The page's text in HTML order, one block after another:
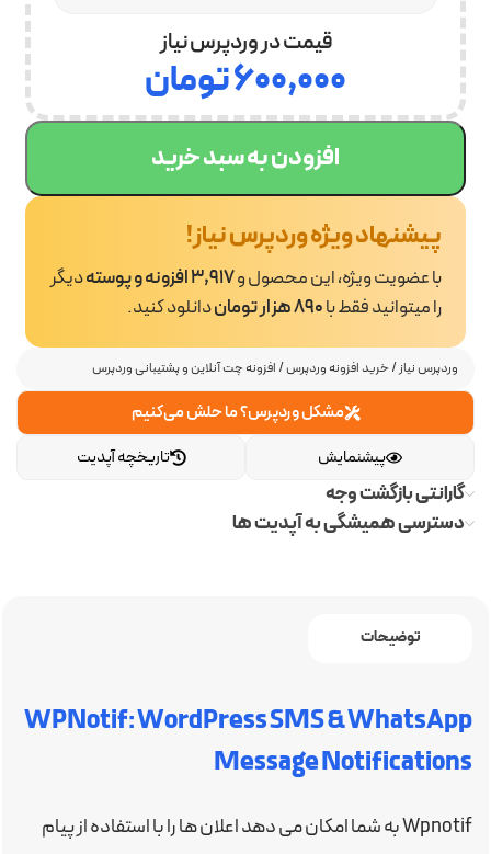
وردپرس نیاز/خرید افزونه وردپرس/ افزونه چت آنلاین و پشتیبانی وردپرس
مشکل وردپرس؟ ما حلش می‌کنیم
تاریخچه آپدیت
پیشنمایش
گارانتی بازگشت وجه
دسترسی همیشگی به آپدیت ها
قیمت در وردپرس نیاز
۶۰۰,۰۰۰تومان
افزودن به سبد خرید
پیشنهاد ویژه وردپرس نیاز!
با عضویت ویژه، این محصول و3,917 افزونه و پوسته
دیگر
را میتوانید فقط با890 هزار تومان دانلود کنید.
توضیحات
WPNotif: WordPress SMS & WhatsApp
Message Notifications
Wpnotif به شما امکان می دهد اعلان ها را با استفاده از پیام